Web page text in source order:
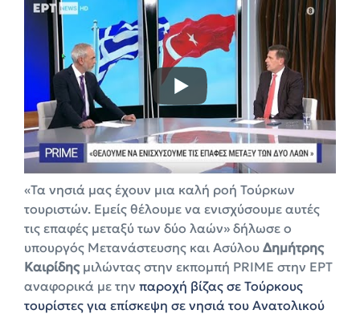
«Τα νησιά μας έχουν μια καλή ροή Τούρκων
τουριστών. Εμείς θέλουμε να ενισχύσουμε αυτές
τις επαφές μεταξύ των δύο λαών» δήλωσε ο
υπουργός Μετανάστευσης και Ασύλου Δημήτρης
Καιρίδης μιλώντας στην εκπομπή PRIME στην ΕΡΤ
αναφορικά με την παροχή βίζας σε Τούρκους
τουρίστες για επίσκεψη σε νησιά του Ανατολικού